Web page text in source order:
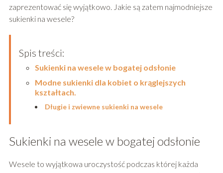
zaprezentować się wyjątkowo. Jakie są zatem najmodniejsze
sukienki na wesele?
Spis treści:
Sukienki na wesele w bogatej odsłonie
Modne sukienki dla kobiet o krąglejszych
kształtach.
Długie i zwiewne sukienki na wesele
Sukienki na wesele w bogatej odsłonie
Wesele to wyjątkowa uroczystość podczas której każda